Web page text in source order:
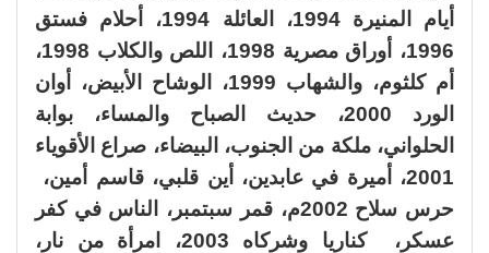
أيام المنيرة 1994، العائلة 1994، أحلام فستق
1996، أوراق مصرية 1998، اللص والكلاب 1998،
أم كلثوم، والشهاب 1999، الوشاح الأبيض، أوان
الورد 2000، حديث الصباح والمساء، بوابة
الحلواني، ملكة من الجنوب، البيضاء، صراع الأقوياء
2001، أميرة في عابدين، أين قلبي، قاسم أمين،
حرس سلاح 2002م، قمر سبتمبر، الناس في كفر
عسكر، كناريا وشركاه 2003، امرأة من نار،